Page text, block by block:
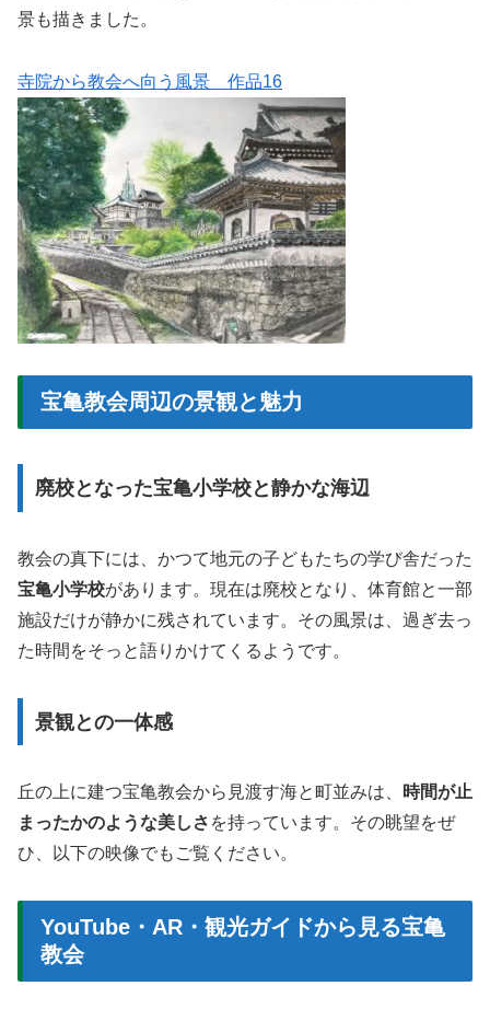
景も描きました。
寺院から教会へ向う風景 作品16
宝亀教会周辺の景観と魅力
廃校となった宝亀小学校と静かな海辺
教会の真下には、かつて地元の子どもたちの学び舎だった
宝亀小学校があります。現在は廃校となり、体育館と一部
施設だけが静かに残されています。その風景は、過ぎ去っ
た時間をそっと語りかけてくるようです。
景観との一体感
丘の上に建つ宝亀教会から見渡す海と町並みは、 時間が止
まったかのような美しさ を持っています。その眺望をぜ
ひ、以下の映像でもご覧ください。
YouTube・AR・観光ガイドから見る宝亀
教会